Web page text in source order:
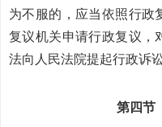
为不服的，应当依照行政
复议机关申请行政复议，
法向人民法院提起行政诉讼
第四节